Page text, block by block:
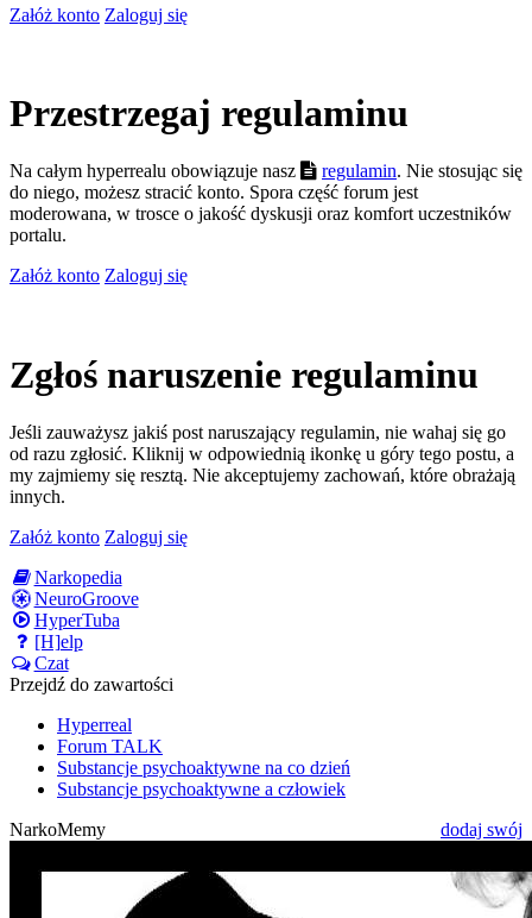
Załóż konto Zaloguj się
Przestrzegaj regulaminu
Na całym hyperrealu obowiązuje nasz regulamin. Nie stosując się
do niego, możesz stracić konto. Spora część forum jest
moderowana, w trosce o jakość dyskusji oraz komfort uczestników
portalu.
Załóż konto Zaloguj się
Zgłoś naruszenie regulaminu
Jeśli zauważysz jakiś post naruszający regulamin, nie wahaj się go
od razu zgłosić. Kliknij w odpowiednią ikonkę u góry tego postu, a
my zajmiemy się resztą. Nie akceptujemy zachowań, które obrażają
innych.
Załóż konto Zaloguj się
Narkopedia
NeuroGroove
HyperTuba
[H]elp
Czat
Przejdź do zawartości
Hyperreal
Forum TALK
Substancje psychoaktywne na co dzień
Substancje psychoaktywne a człowiek
NarkoMemy
dodaj swój